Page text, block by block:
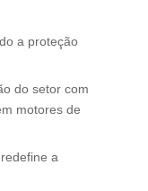
a proteção
do setor com
motores de
a